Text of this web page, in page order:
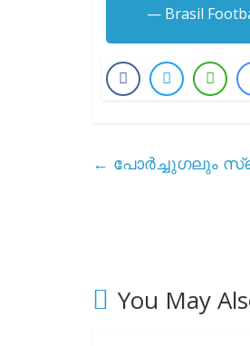
— Brasil
← പോർച്ചുഗലും
You May